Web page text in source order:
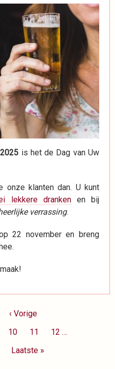
is het de Dag van Uw
onze klanten dan. U kunt
lekkere drankenen bij
verrassing.
22 november en breng
Vorige
‹ Vorige
Page
10 Page
11 Page
12 …
Laatste
Laatste »